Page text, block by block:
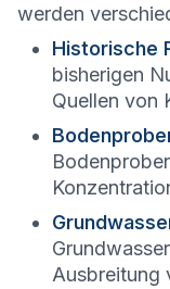
werden
Historische
bisherigen
Quellen von
Ausbreitung